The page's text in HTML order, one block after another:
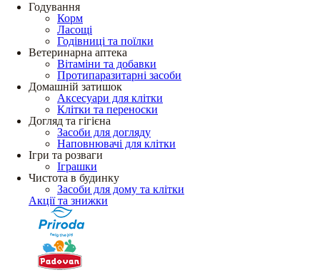
Годування
Корм
Ласощі
Годівниці та поїлки
Ветеринарна аптека
Вітаміни та добавки
Протипаразитарні засоби
Домашній затишок
Аксесуари для клітки
Клітки та переноски
Догляд та гігієна
Засоби для догляду
Наповнювачі для клітки
Ігри та розваги
Іграшки
Чистота в будинку
Засоби для дому та клітки
Акції та знижки